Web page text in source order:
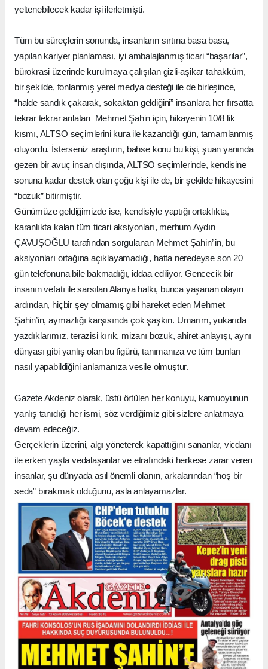
yeltenebilecek kadar işi ilerletmişti.
Tüm bu süreçlerin sonunda, insanların sırtına basa basa,
yapılan kariyer planlaması, iyi ambalajlanmış ticari “başarılar”,
bürokrasi üzerinde kurulmaya çalışılan gizli-aşikar tahakküm,
bir şekilde, fonlanmış yerel medya desteği ile de birleşince,
“halde sandık çakarak, sokaktan geldiğini” insanlara her fırsatta
tekrar tekrar anlatan Mehmet Şahin için, hikayenin 10/8 lik
kısmı, ALTSO seçimlerini kura ile kazandığı gün, tamamlanmış
oluyordu. İsterseniz araştırın, bahse konu bu kişi, şuan yanında
gezen bir avuç insan dışında, ALTSO seçimlerinde, kendisine
sonuna kadar destek olan çoğu kişi ile de, bir şekilde hikayesini
“bozuk” bitirmiştir.
Günümüze geldiğimizde ise, kendisiyle yaptığı ortaklıkta,
karanlıkta kalan tüm ticari aksiyonları, merhum Aydın
ÇAVUŞOĞLU tarafından sorgulanan Mehmet Şahin’ in, bu
aksiyonları ortağına açıklayamadığı, hatta neredeyse son 20
gün telefonuna bile bakmadığı, iddaa ediliyor. Gencecik bir
insanın vefatı ile sarsılan Alanya halkı, bunca yaşanan olayın
ardından, hiçbir şey olmamış gibi hareket eden Mehmet
Şahin’in, aymazlığı karşısında çok şaşkın. Umarım, yukarıda
yazdıklarımız, terazisi kırık, mizanı bozuk, ahiret anlayışı, aynı
dünyası gibi yanlış olan bu figürü, tanımanıza ve tüm bunları
nasıl yapabildiğini anlamanıza vesile olmuştur.
Gazete Akdeniz olarak, üstü örtülen her konuyu, kamuoyunun
yanlış tanıdığı her ismi, söz verdiğimiz gibi sizlere anlatmaya
devam edeceğiz.
Gerçeklerin üzerini, algı yöneterek kapattığını sananlar, vicdanı
ile erken yaşta vedalaşanlar ve etrafındaki herkese zarar veren
insanlar, şu dünyada asıl önemli olanın, arkalarından “hoş bir
seda” bırakmak olduğunu, asla anlayamazlar.